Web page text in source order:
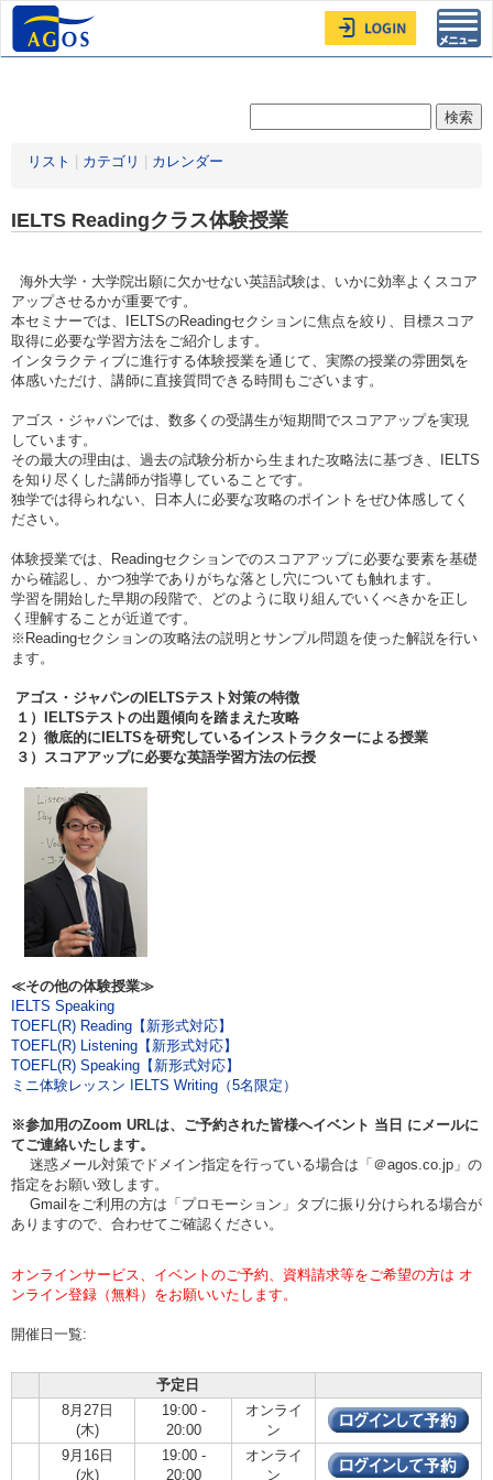
リスト カテゴリ カレンダー
IELTS Readingクラス体験授業
海外大学・大学院出願に欠かせない英語試験は、いかに効率よくスコア
アップさせるかが重要です。
本セミナーでは、IELTSのReadingセクションに焦点を絞り、目標スコア
取得に必要な学習方法をご紹介します。
インタラクティブに進行する体験授業を通じて、実際の授業の雰囲気を
体感いただけ、講師に直接質問できる時間もございます。
アゴス・ジャパンでは、数多くの受講生が短期間でスコアアップを実現
しています。
その最大の理由は、過去の試験分析から生まれた攻略法に基づき、IELTS
を知り尽くした講師が指導していることです。
独学では得られない、日本人に必要な攻略のポイントをぜひ体感してく
ださい。
体験授業では、Readingセクションでのスコアアップに必要な要素を基礎
から確認し、かつ独学でありがちな落とし穴についても触れます。
学習を開始した早期の段階で、どのように取り組んでいくべきかを正し
く理解することが近道です。
※Readingセクションの攻略法の説明とサンプル問題を使った解説を行い
ます。
アゴス・ジャパンのIELTSテスト対策の特徴
１）IELTSテストの出題傾向を踏まえた攻略
２）徹底的にIELTSを研究しているインストラクターによる授業
３）スコアアップに必要な英語学習方法の伝授
≪その他の体験授業≫
IELTS Speaking
TOEFL(R) Reading【新形式対応】
TOEFL(R) Listening【新形式対応】
TOEFL(R) Speaking【新形式対応】
ミニ体験レッスン IELTS Writing（5名限定）
※参加用のZoom URLは、ご予約された皆様へイベント 当日 にメールに
てご連絡いたします。
迷惑メール対策でドメイン指定を行っている場合は「＠agos.co.jp」の
指定をお願い致します。
Gmailをご利用の方は「プロモーション」タブに振り分けられる場合が
ありますので、合わせてご確認ください。
オンラインサービス、イベントのご予約、資料請求等をご希望の方は オ
ンライン登録（無料）をお願いいたします。
開催日一覧:
予定日
8月27日
(木)
19:00 -
20:00
オンライ
ン
9月16日
(水)
19:00 -
20:00
オンライ
ン